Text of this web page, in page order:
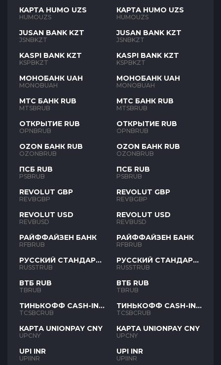
КАРТА HUMO UZS
HUMOUZS
JUSAN BANK KZT
JSNBKZT
KASPI BANK KZT
KSPBKZT
МОНОБАНК UAH
MONOBUAH
МТС БАНК RUB
MTSBRUB
ОТКРЫТИЕ RUB
OPNBRUB
OZON БАНК RUB
OZONBRUB
ПСБ RUB
PSBRUB
REVOLUT GBP
REVBGBP
REVOLUT USD
REVBUSD
РАЙФФАЙЗЕН БАНК
RFBRUB
РУССКИЙ СТАНДАРТ
RUB
RUSSTRUB
ВТБ RUB
TBRUB
ТИНЬКОФФ CASH-IN
RUB
TCSBCRUB
КАРТА UNIONPAY CNY
UPCNY
UPI INR
UPIINR
КАРТА HUMO UZS
HUMOUZS
JUSAN BANK KZT
JSNBKZT
KASPI BANK KZT
KSPBKZT
МОНОБАНК UAH
MONOBUAH
МТС БАНК RUB
MTSBRUB
ОТКРЫТИЕ RUB
OPNBRUB
OZON БАНК RUB
OZONBRUB
ПСБ RUB
PSBRUB
REVOLUT GBP
REVBGBP
REVOLUT USD
REVBUSD
РАЙФФАЙЗЕН БАНК
RFBRUB
РУССКИЙ СТАНДАРТ
RUB
RUSSTRUB
ВТБ RUB
TBRUB
ТИНЬКОФФ CASH-IN
RUB
TCSBCRUB
КАРТА UNIONPAY CNY
UPCNY
UPI INR
UPIINR